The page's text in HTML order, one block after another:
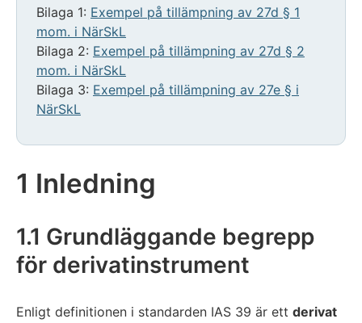
Bilaga 1: Exempel på tillämpning av 27d § 1
mom. i NärSkL
Bilaga 2: Exempel på tillämpning av 27d § 2
mom. i NärSkL
Bilaga 3: Exempel på tillämpning av 27e § i
NärSkL
1 Inledning
1.1 Grundläggande begrepp
för derivatinstrument
Enligt definitionen i standarden IAS 39 är ett derivat